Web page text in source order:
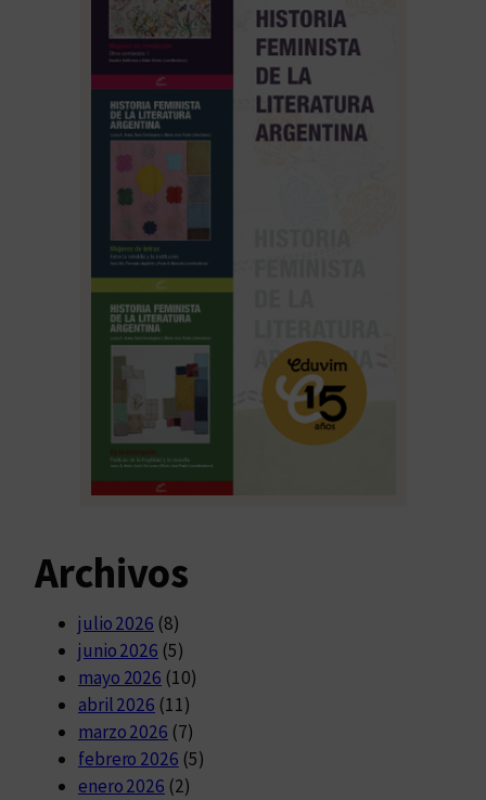
Archivos
julio 2026 (8)
junio 2026 (5)
mayo 2026 (10)
abril 2026 (11)
marzo 2026 (7)
febrero 2026 (5)
enero 2026 (2)